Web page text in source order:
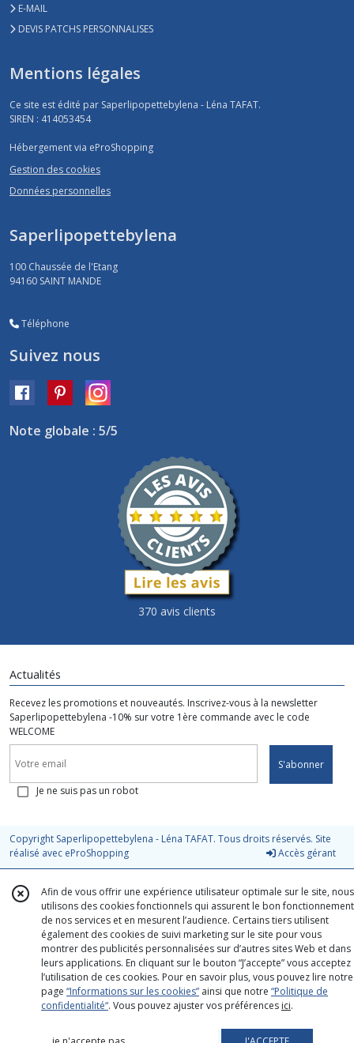
E-MAIL
DEVIS PATCHS PERSONNALISES
Mentions légales
Ce site est édité par Saperlipopettebylena - Léna TAFAT.
SIREN : 414053454
Hébergement via eProShopping
Gestion des cookies
Données personnelles
Saperlipopettebylena
100 Chaussée de l'Etang
94160 SAINT MANDE
Téléphone
Suivez nous
Note globale : 5/5
370 avis clients
Actualités
Recevez les promotions et nouveautés. Inscrivez-vous à la newsletter
Saperlipopettebylena -10% sur votre 1ère commande avec le code
WELCOME
S'abonner
Je ne suis pas un robot
Copyright Saperlipopettebylena - Léna TAFAT. Tous droits réservés. Site
réalisé avec eProShopping Accès gérant
Afin de vous offrir une expérience utilisateur optimale sur le site, nous
utilisons des cookies fonctionnels qui assurent le bon fonctionnement
de nos services et en mesurent l’audience. Certains tiers utilisent
également des cookies de suivi marketing sur le site pour vous
montrer des publicités personnalisées sur d’autres sites Web et dans
leurs applications. En cliquant sur le bouton “J’accepte” vous acceptez
l’utilisation de ces cookies. Pour en savoir plus, vous pouvez lire notre
page “Informations sur les cookies” ainsi que notre “Politique de
confidentialité“. Vous pouvez ajuster vos préférences ici.